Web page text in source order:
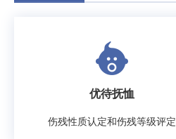
优待抚恤
伤残性质认定和伤残等级评定